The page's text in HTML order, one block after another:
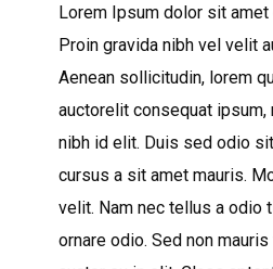
Lorem Ipsum dolor sit amet
Proin gravida nibh vel velit
Aenean sollicitudin, lorem
auctorelit consequat
nibh id elit. Duis sed odio
cursus a sit amet mauris.
velit. Nam nec tellus a odio
ornare odio. Sed non